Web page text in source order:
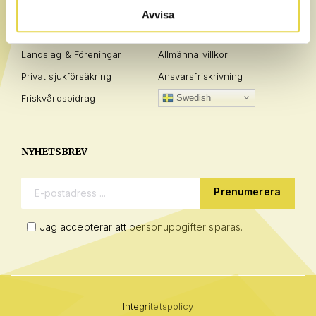
Avvisa
Företag
Landslag & Föreningar
Privat sjukförsäkring
Friskvårdsbidrag
Frågor / Svar
Policies
Allmänna villkor
Ansvarsfriskrivning
Swedish
NYHETSBREV
E-postadress:
Jag accepterar att personuppgifter sparas.
Integritetspolicy